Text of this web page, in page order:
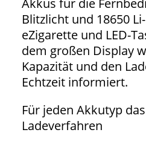
Blitzlicht und 18650
eZigarette und LED-
dem großen Display
Kapazität und den
Echtzeit informiert.
Für jeden Akkutyp
Ladeverfahren